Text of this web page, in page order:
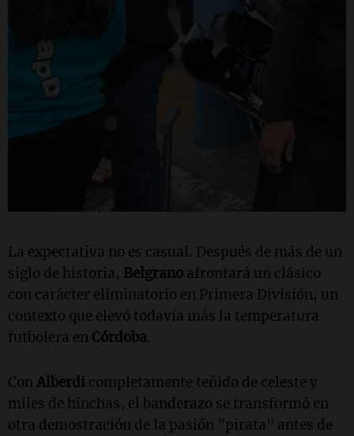
La expectativa no es casual. Después de más de un
siglo de historia, Belgrano afrontará un clásico
con carácter eliminatorio en Primera División, un
contexto que elevó todavía más la temperatura
futbolera en Córdoba.
ConAlberdi completamente teñido de celeste y
miles de hinchas, el banderazo se transformó en
otra demostración de la pasión "pirata" antes de